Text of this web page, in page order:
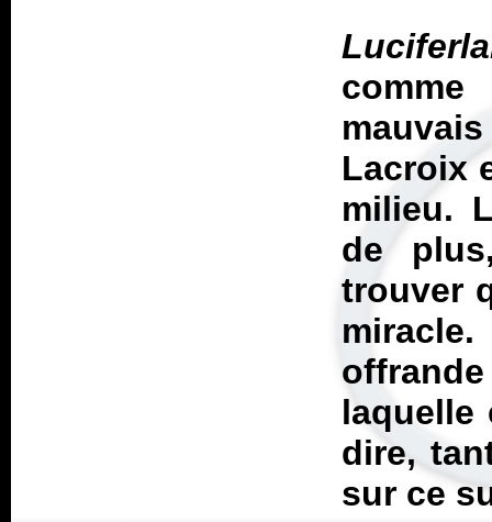
Lacroix
milieu.
de
trouver
laquelle
dire,
sur ce